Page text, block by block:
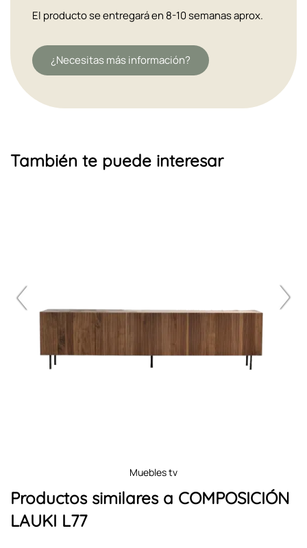
El producto se entregará en 8-10 semanas aprox.
¿Necesitas más información?
También te puede interesar
muebles tv
Productos similares a COMPOSICIÓN
LAUKI L77